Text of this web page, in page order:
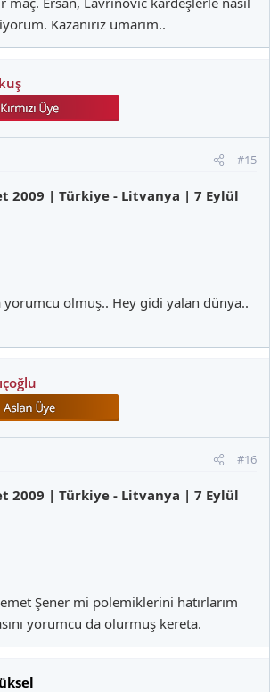
Kazanırız umarım..
#15
2009 | Türkiye - Litvanya | 7 Eylül
olmuş.. Hey gidi yalan dünya..
#16
2009 | Türkiye - Litvanya | 7 Eylül
Şener mi polemiklerini hatırlarım
yorumcu da olurmuş kereta.